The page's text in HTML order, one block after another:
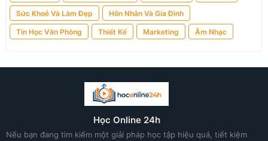
Sức Khoẻ Và Làm Đẹp Hôn Nhân Và Gia Đình
Tin Học Văn Phòng Thiết Kế Marketing Âm Nhạc
Học Online 24h
Nếu bạn đang tìm kiếm một giải pháp học tập hiệu quả, tiết kiệm